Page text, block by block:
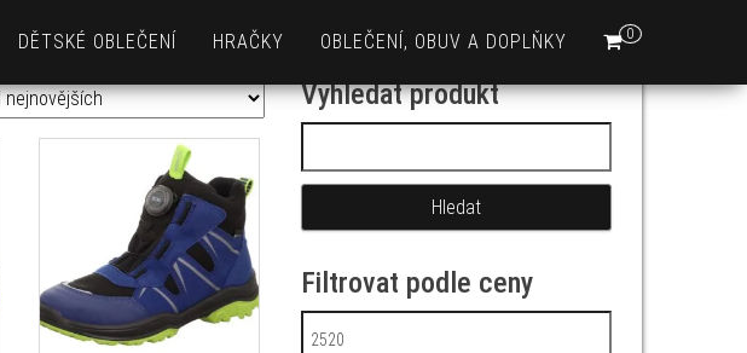
0
DĚTSKÉ OBLEČENÍ HRAČKY OBLEČENÍ, OBUV A DOPLŇKY
Vyhledat produkt
Filtrovat podle ceny
Minimální cena